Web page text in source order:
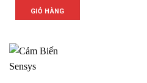
GIỎ HÀNG